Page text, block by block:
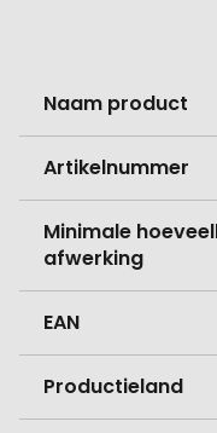
informatie
Naam product
Artikelnummer
Minimale
afwerking
EAN
Productieland